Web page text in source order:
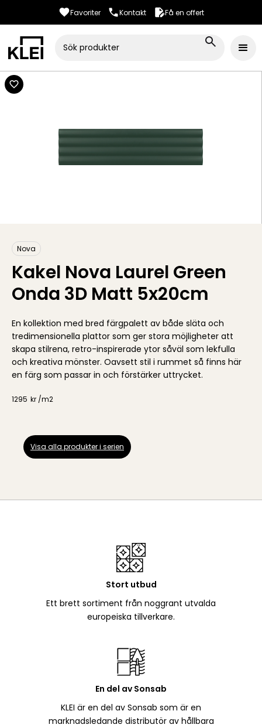
Favoriter Kontakt Få en offert
Nova
Kakel Nova Laurel Green
Onda 3D Matt 5x20cm
En kollektion med bred färgpalett av både släta och
tredimensionella plattor som ger stora möjligheter att
skapa stilrena, retro-inspirerade ytor såväl som lekfulla
och kreativa mönster. Oavsett stil i rummet så finns här
en färg som passar in och förstärker uttrycket.
1295 kr /m2
Visa alla produkter i serien
Stort utbud
Ett brett sortiment från noggrant utvalda
europeiska tillverkare.
En del av Sonsab
KLEI är en del av Sonsab som är en
marknadsledande distributör av hållbara